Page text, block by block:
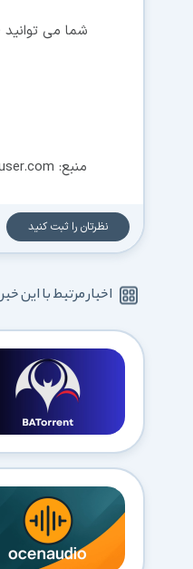
شما می توانید Your Phone را مایکروسافت استور
منبع: mspoweruser.com
نظرتان را ثبت کنید
اخبار مرتبط با این خبر